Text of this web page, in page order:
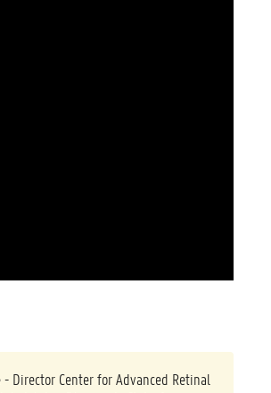
Director Center for Advanced Retinal